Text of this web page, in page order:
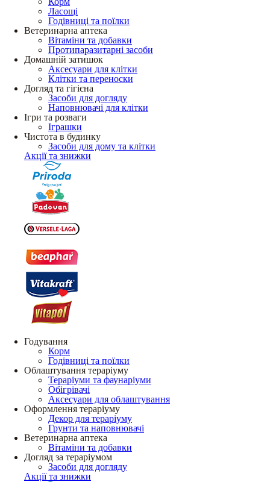
Ласощі
Годівниці та поїлки
Ветеринарна аптека
Вітаміни та добавки
Протипаразитарні засоби
Домашній затишок
Аксесуари для клітки
Клітки та переноски
Догляд та гігієна
Засоби для догляду
Наповнювачі для клітки
Ігри та розваги
Іграшки
Чистота в будинку
Засоби для дому та клітки
Акції та знижки
Годування
Корм
Годівниці та поїлки
Облаштування тераріуму
Тераріуми та фаунаріуми
Обігрівачі
Аксесуари для облаштування
Оформлення тераріуму
Декор для тераріуму
Грунти та наповнювачі
Ветеринарна аптека
Вітаміни та добавки
Догляд за тераріумом
Засоби для догляду
Акції та знижки